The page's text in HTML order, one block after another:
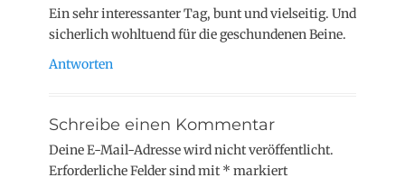
Ein sehr interessanter Tag, bunt und vielseitig. Und
sicherlich wohltuend für die geschundenen Beine.
Antworten
Schreibe einen Kommentar
Deine E-Mail-Adresse wird nicht veröffentlicht.
Erforderliche Felder sind mit * markiert